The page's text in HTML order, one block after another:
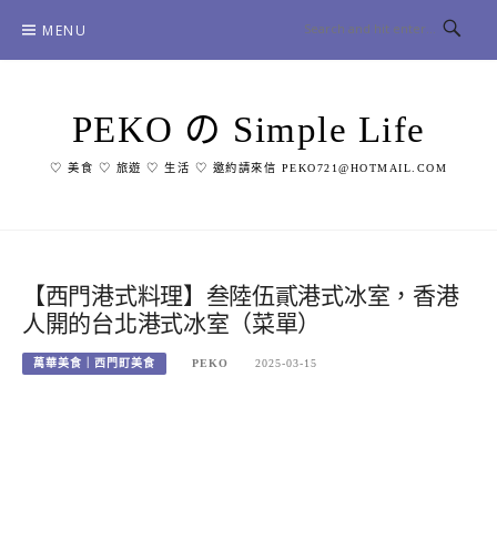
content
MENU
PEKO の Simple Life
♡ 美食 ♡ 旅遊 ♡ 生活 ♡ 邀約請來信 PEKO721@HOTMAIL.COM
【西門港式料理】叁陸伍貳港式冰室，香港
人開的台北港式冰室（菜單）
萬華美食｜西門町美食 PEKO 2025-03-15